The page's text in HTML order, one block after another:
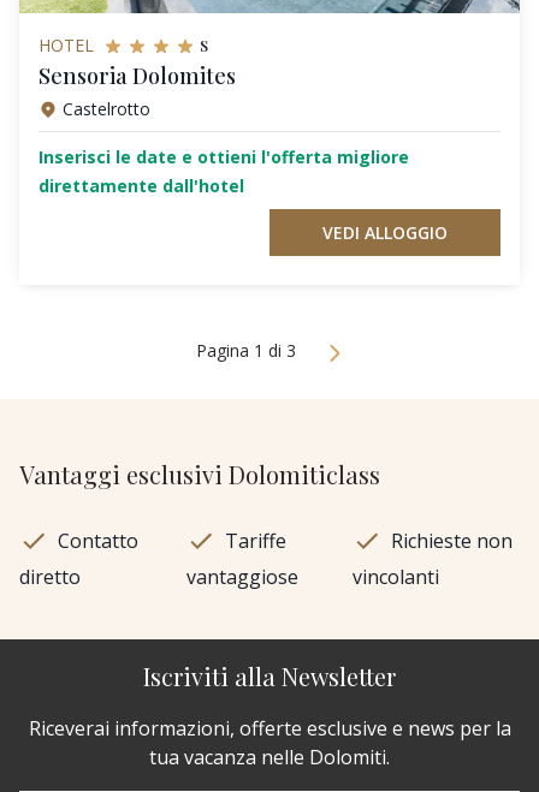
HOTEL s
Sensoria Dolomites
Castelrotto
Inserisci le date e ottieni l'offerta migliore
direttamente dall'hotel
VEDI ALLOGGIO
Pagina 1 di 3
Vantaggi esclusivi Dolomiticlass
Contatto
diretto
Tariffe
vantaggiose
Richieste non
vincolanti
Iscriviti alla Newsletter
Riceverai informazioni, offerte esclusive e news per la
tua vacanza nelle Dolomiti.